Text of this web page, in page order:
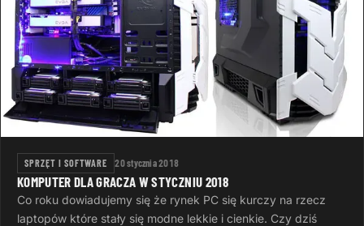
SPRZĘT I SOFTWARE 20 stycznia 2018
KOMPUTER DLA GRACZA W STYCZNIU 2018
Co roku dowiadujemy się że rynek PC się kurczy na rzecz
laptopów które stały się modne lekkie i cienkie. Czy dziś